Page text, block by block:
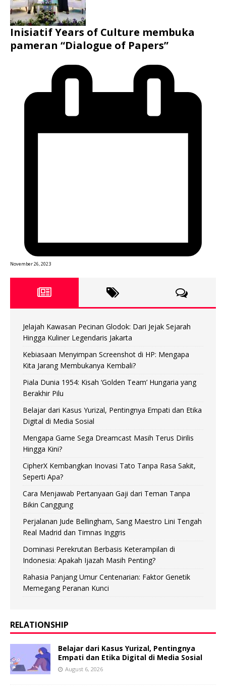
Inisiatif Years of Culture membuka
pameran “Dialogue of Papers”
November 26, 2023
Jelajah Kawasan Pecinan Glodok: Dari Jejak Sejarah
Hingga Kuliner Legendaris Jakarta
Kebiasaan Menyimpan Screenshot di HP: Mengapa
Kita Jarang Membukanya Kembali?
Piala Dunia 1954: Kisah ‘Golden Team’ Hungaria yang
Berakhir Pilu
Belajar dari Kasus Yurizal, Pentingnya Empati dan Etika
Digital di Media Sosial
Mengapa Game Sega Dreamcast Masih Terus Dirilis
Hingga Kini?
CipherX Kembangkan Inovasi Tato Tanpa Rasa Sakit,
Seperti Apa?
Cara Menjawab Pertanyaan Gaji dari Teman Tanpa
Bikin Canggung
Perjalanan Jude Bellingham, Sang Maestro Lini Tengah
Real Madrid dan Timnas Inggris
Dominasi Perekrutan Berbasis Keterampilan di
Indonesia: Apakah Ijazah Masih Penting?
Rahasia Panjang Umur Centenarian: Faktor Genetik
Memegang Peranan Kunci
RELATIONSHIP
Belajar dari Kasus Yurizal, Pentingnya
Empati dan Etika Digital di Media Sosial
August 6, 2026